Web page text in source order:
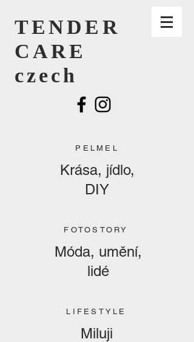
TENDER
CARE
czech
PELMEL
Krása, jídlo,
DIY
LIFESTYLE
Miluji
FOTOSTORY
Móda, umění,
lidé